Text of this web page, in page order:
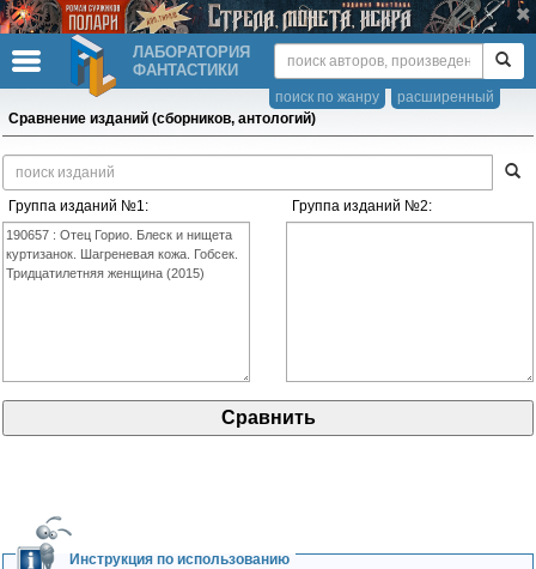
ЛАБОРАТОРИЯ
ФАНТАСТИКИ
расширенный
поиск по жанру
Сравнение изданий (сборников, антологий)
Группа изданий №1: Группа изданий №2:
Инструкция по использованию